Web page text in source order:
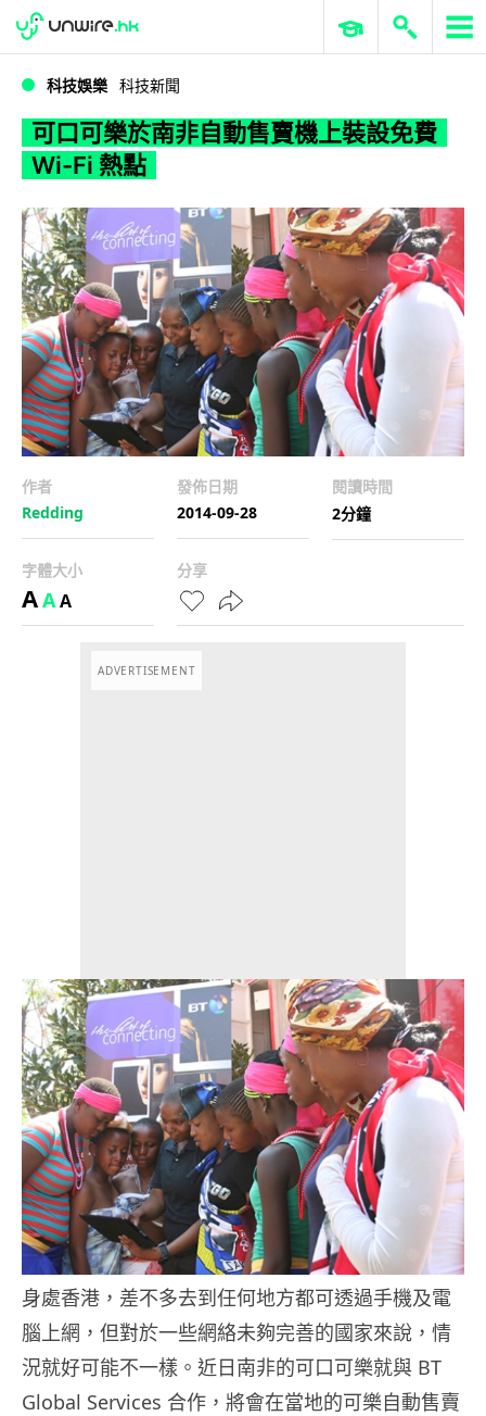
WWDC 2026 ERP 與商業 AI
科技娛樂 科技新聞
可口可樂於南非自動售賣機上裝設免費
Wi-Fi 熱點
作者
Redding
發佈日期
2014-09-28
閱讀時間
2分鐘
字體大小
AAA
分享
ADVERTISEMENT
身處香港，差不多去到任何地方都可透過手機及電
腦上網，但對於一些網絡未夠完善的國家來說，情
況就好可能不一樣。近日南非的可口可樂就與 BT
Global Services 合作，將會在當地的可樂自動售賣